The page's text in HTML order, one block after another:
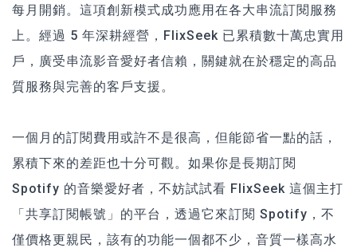
每月開銷。這項創新模式成功應用在各大串流訂閱服務
上。經過 5 年深耕經營，FlixSeek 已累積數十萬忠實用
戶，廣受串流影音愛好者信賴，關鍵就在於穩定的高品
質服務與完善的客戶支援。
一個月的訂閱費用或許不是很高，但能節省一點的話，
累積下來的差距也十分可觀。如果你是長期訂閱
Spotify 的音樂愛好者，不妨試試看 FlixSeek 這個主打
「共享訂閱帳號」的平台，透過它來訂閱 Spotify，不
僅價格更親民，該有的功能一個都不少，音質一樣高水